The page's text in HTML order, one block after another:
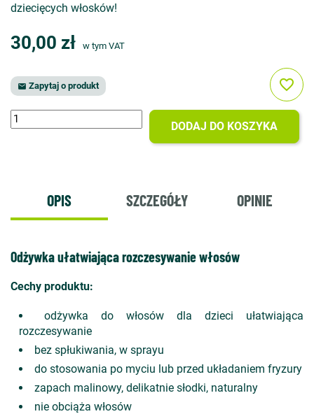
dziecięcych włosków!
30,00 zł w tym VAT
 Zapytaj o produkt
DODAJ DO KOSZYKA
favorite_border
OPIS SZCZEGÓŁY OPINIE
Odżywka ułatwiająca rozczesywanie włosów
Cechy produktu:
odżywka do włosów dla dzieci ułatwiająca
rozczesywanie
bez spłukiwania, w sprayu
do stosowania po myciu lub przed układaniem fryzury
zapach malinowy, delikatnie słodki, naturalny
nie obciąża włosów